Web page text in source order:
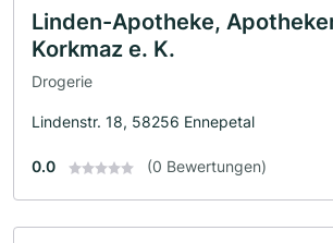
Linden-Apotheke,
Korkmaz e. K.
Drogerie
Lindenstr. 18, 58256 Ennepetal
0.0 (0 Bewertungen)